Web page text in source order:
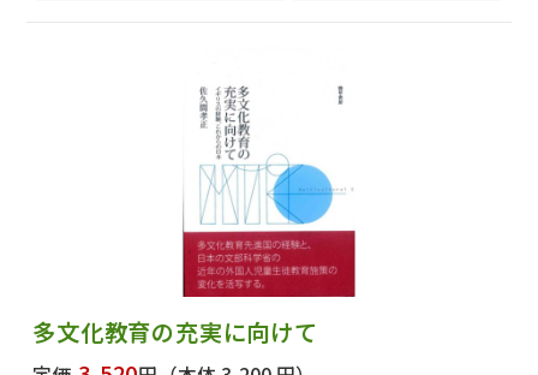
多文化教育の充実に向けて